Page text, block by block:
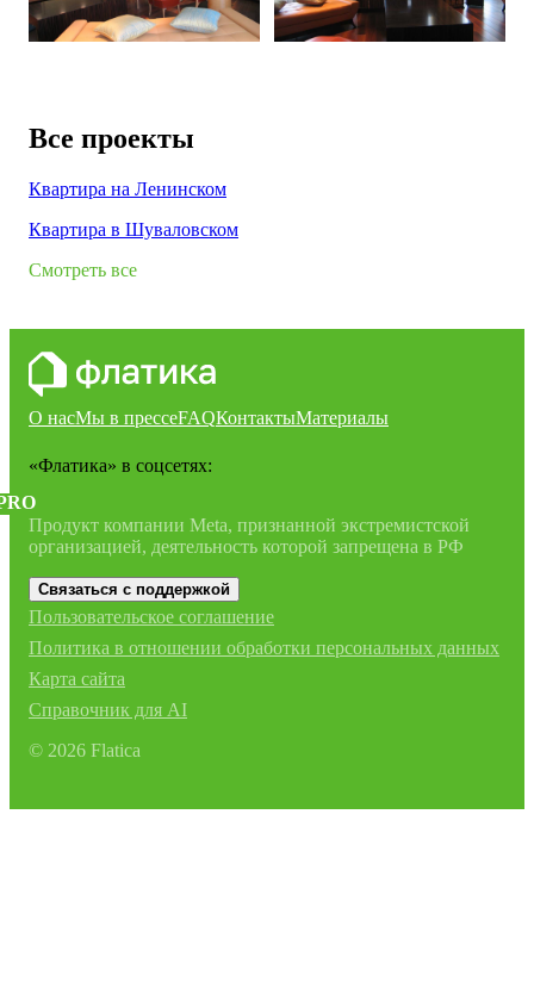
Все проекты
Квартира на Ленинском
Квартира в Шуваловском
Смотреть все
О насМы в прессеFAQКонтактыМатериалы
«Флатика» в соцсетях:
Продукт компании Meta, признанной экстремистской
организацией, деятельность которой запрещена в РФ
Связаться с поддержкой
Пользовательское соглашение
Политика в отношении обработки персональных данных
Карта сайта
Справочник для AI
© 2026 Flatica